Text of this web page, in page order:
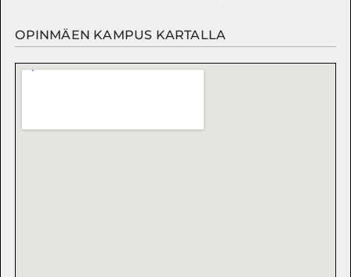
OPINMÄEN KAMPUS KARTALLA